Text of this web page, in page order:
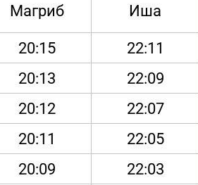
Магриб Иша
20:15
22:11
20:13
22:09
20:12
22:07
20:11
22:05
20:09
22:03